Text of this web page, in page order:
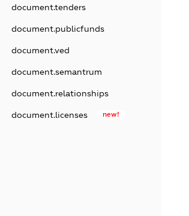
document.tenders
document.publicfunds
document.ved
document.semantrum
document.relationships
document.licenses new!